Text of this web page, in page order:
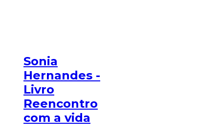
Sonia
Hernandes -
Livro
Reencontro
com a vida